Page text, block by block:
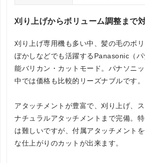
刈り上げからボリューム調整まで
刈り上げ専用機も多い中、髪の毛のボ
ぼかしなどでも活躍するPanasonic（
能バリカン・カットモード。パナソニ
中では価格も比較的リーズナブルです。
アタッチメントが豊富で、刈り上げ、
ナチュラルアタッチメントまで完備。
は難しいですが、付属アタッチメント
な仕上がりのカットが出来ます。